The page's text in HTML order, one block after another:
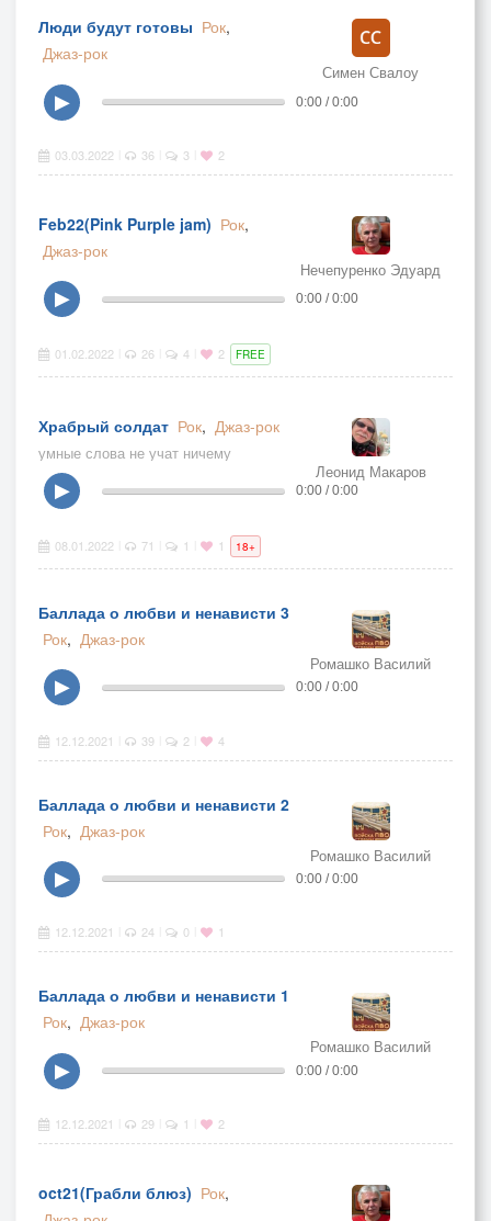
Люди будут готовы Рок,
Джаз-рок
Симен Свалоу
▶ 0:00 / 0:00
03.03.2022 36 3 2
Feb22(Pink Purple jam) Рок,
Джаз-рок
Нечепуренко Эдуард
▶ 0:00 / 0:00
01.02.2022 26 4 2 FREE
Храбрый солдат Рок, Джаз-рок
умные слова не учат ничему
Леонид Макаров
▶ 0:00 / 0:00
08.01.2022 71 1 1 18+
Баллада о любви и ненависти 3
Рок, Джаз-рок
Ромашко Василий
▶ 0:00 / 0:00
12.12.2021 39 2 4
Баллада о любви и ненависти 2
Рок, Джаз-рок
Ромашко Василий
▶ 0:00 / 0:00
12.12.2021 24 0 1
Баллада о любви и ненависти 1
Рок, Джаз-рок
Ромашко Василий
▶ 0:00 / 0:00
12.12.2021 29 1 2
oct21(Грабли блюз) Рок,